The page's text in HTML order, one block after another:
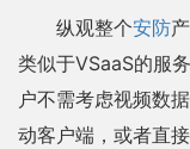
纵观整个安防
类似于VSaaS的服
户不需考虑视频数
动客户端，或者直